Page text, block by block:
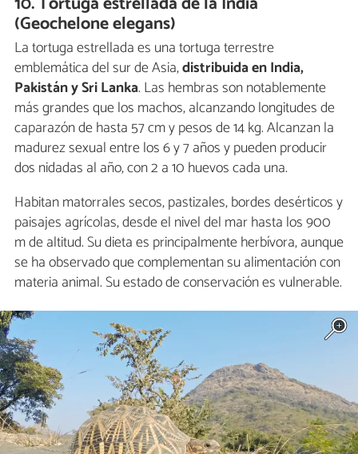
(Geochelone elegans)
La tortuga estrellada es una tortuga terrestre
emblemática del sur de Asia,distribuida en India,
Pakistán y Sri Lanka. Las hembras son notablemente
más grandes que los machos, alcanzando longitudes de
caparazón de hasta 57 cm y pesos de 14 kg. Alcanzan la
madurez sexual entre los 6 y 7 años y pueden producir
dos nidadas al año, con 2 a 10 huevos cada una.
Habitan matorrales secos, pastizales, bordes desérticos y
paisajes agrícolas, desde el nivel del mar hasta los 900
m de altitud. Su dieta es principalmente herbívora, aunque
se ha observado que complementan su alimentación con
materia animal. Su estado de conservación es vulnerable.